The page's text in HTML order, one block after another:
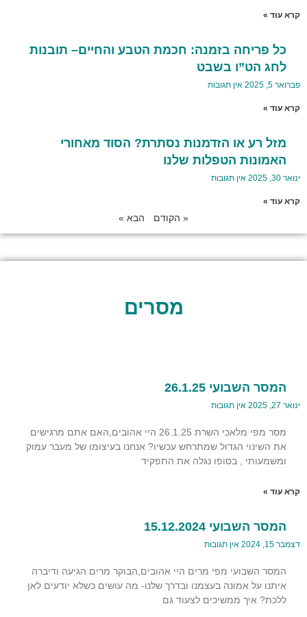
קרא עוד »
כל פריחה בזמנה: חכמת הטבע והחיים– תובנות
לחג הט”ו בשבט
פברואר 5, 2025 אין תגובות
קרא עוד »
מזל רע או הזדמנות נסתרת? הסוד מאחורי
האמונות הטפלות שלנו
ינואר 30, 2025 אין תגובות
קרא עוד »
« הקודם הבא »
מסרים
המסר השבועי 26.1.25
ינואר 27, 2025 אין תגובות
מסר מפי מלאכי השרת 26.1.25 היי אהובים,האם אתם מרגישים
את השינוי הגדול שמתרחש עכשיו? אנחנו בעיצומו של מעבר עמוק
ומשמעותי , בסופו נגלה את התפקיד
קרא עוד »
המסר השבועי 15.12.2024
דצמבר 15, 2024 אין תגובות
המסר השבועי מפי מרים היי אהובים,הבוקר מרים הגיעה ודיברה
איתנו על אמונה בעצמנו ובדרך שלנו- מה עושים כשלא יודעים לאן
ללכת? איך ממשיכים לצעוד גם